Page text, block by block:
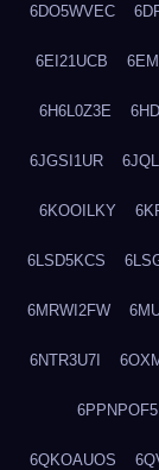
6DO5WVEC
6EI21UCB
6H6L0Z3E
6JGSI1UR
6KOOILKY
6LSD5KCS
6MRWI2FW
6NTR3U7I
6PPNPOF5
6QKOAUOS